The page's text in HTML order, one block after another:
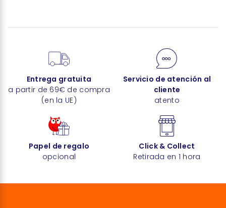
Entrega gratuita
a partir de 69€ de compra
(en la UE)
Servicio de atención al
cliente
atento
Papel de regalo
opcional
Click & Collect
Retirada en 1 hora